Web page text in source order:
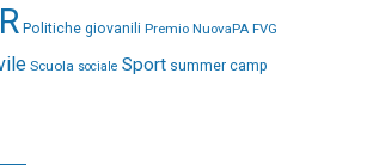
Politiche giovanili Premio NuovaPA FVG
Scuola sociale Sport summer camp